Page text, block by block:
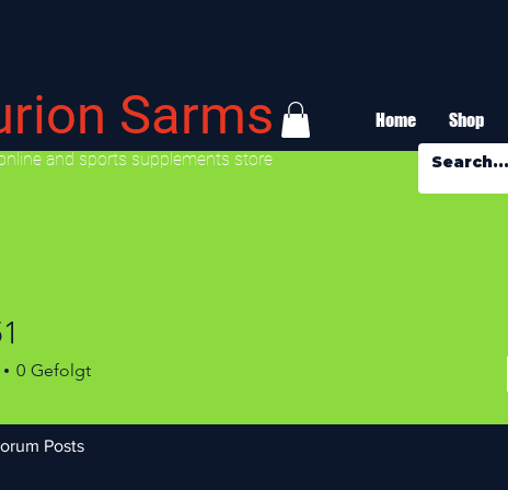
Home Shop
Sarms
and sports supplements store
0 Gefolgt
Posts